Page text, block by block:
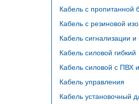
Кабель с пропитанной
Кабель с резиновой
Кабель сигнализации и
Кабель силовой гибкий
Кабель силовой с ПВХ
Кабель управления
Кабель установочный